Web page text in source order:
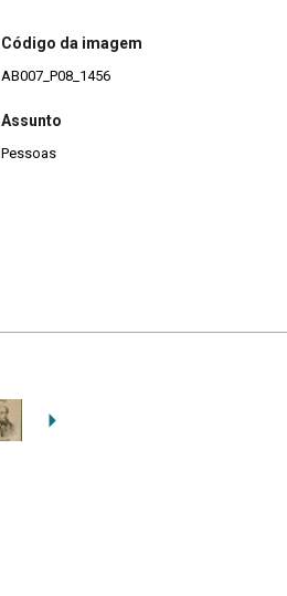
Código da imagem
AB007_P08_1456
Assunto
Pessoas